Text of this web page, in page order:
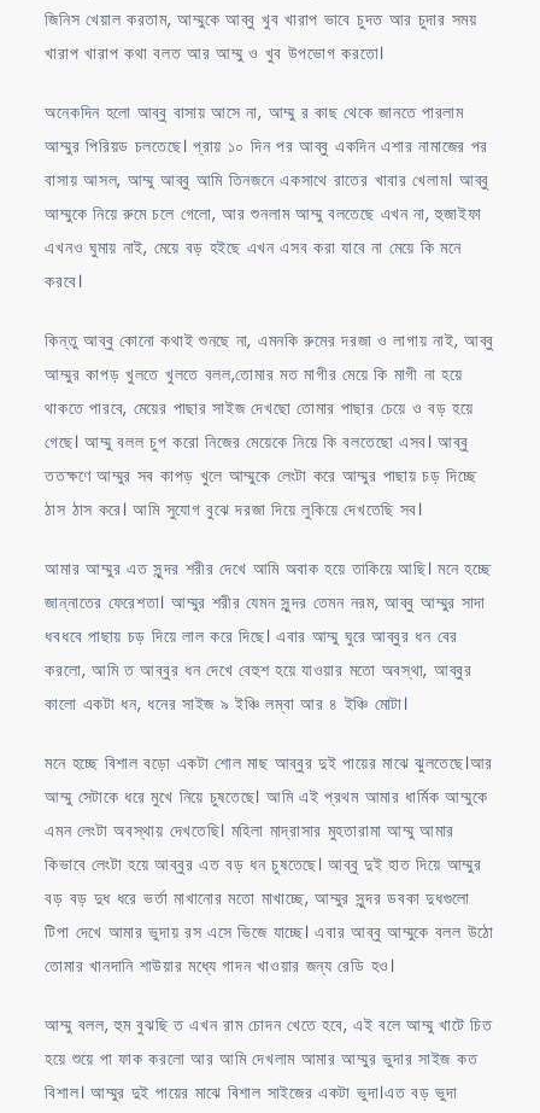
জিনিস খেয়াল করতাম, আম্মুকে আব্বু খুব খারাপ ভাবে চুদত আর চুদার সময়
খারাপ খারাপ কথা বলত আর আম্মু ও খুব উপভোগ করতো।
অনেকদিন হলো আব্বু বাসায় আসে না, আম্মু র কাছ থেকে জানতে পারলাম
আম্মুর পিরিয়ড চলতেছে। প্রায় ১০ দিন পর আব্বু একদিন এশার নামাজের পর
বাসায় আসল, আম্মু আব্বু আমি তিনজনে একসাথে রাতের খাবার খেলাম। আব্বু
আম্মুকে নিয়ে রুমে চলে গেলো, আর শুনলাম আম্মু বলতেছে এখন না, হুজাইফা
এখনও ঘুমায় নাই, মেয়ে বড় হইছে এখন এসব করা যাবে না মেয়ে কি মনে
করবে।
কিন্তু আব্বু কোনো কথাই শুনছে না, এমনকি রুমের দরজা ও লাগায় নাই, আব্বু
আম্মুর কাপড় খুলতে খুলতে বলল,তোমার মত মাগীর মেয়ে কি মাগী না হয়ে
থাকতে পারবে, মেয়ের পাছার সাইজ দেখছো তোমার পাছার চেয়ে ও বড় হয়ে
গেছে। আম্মু বলল চুপ করো নিজের মেয়েকে নিয়ে কি বলতেছো এসব। আব্বু
ততক্ষণে আম্মুর সব কাপড় খুলে আম্মুকে লেংটা করে আম্মুর পাছায় চড় দিচ্ছে
ঠাস ঠাস করে। আমি সুযোগ বুঝে দরজা দিয়ে লুকিয়ে দেখতেছি সব।
আমার আম্মুর এত সুন্দর শরীর দেখে আমি অবাক হয়ে তাকিয়ে আছি। মনে হচ্ছে
জান্নাতের ফেরেশতা। আম্মুর শরীর যেমন সুন্দর তেমন নরম, আব্বু আম্মুর সাদা
ধবধবে পাছায় চড় দিয়ে লাল করে দিছে। এবার আম্মু ঘুরে আব্বুর ধন বের
করলো, আমি ত আব্বুর ধন দেখে বেহুশ হয়ে যাওয়ার মতো অবস্থা, আব্বুর
কালো একটা ধন, ধনের সাইজ ৯ ইঞ্চি লম্বা আর ৪ ইঞ্চি মোটা।
মনে হচ্ছে বিশাল বড়ো একটা শোল মাছ আব্বুর দুই পায়ের মাঝে ঝুলতেছে।আর
আম্মু সেটাকে ধরে মুখে নিয়ে চুষতেছে। আমি এই প্রথম আমার ধার্মিক আম্মুকে
এমন লেংটা অবস্থায় দেখতেছি। মহিলা মাদ্রাসার মুহতারামা আম্মু আমার
কিভাবে লেংটা হয়ে আব্বুর এত বড় ধন চুষতেছে। আব্বু দুই হাত দিয়ে আম্মুর
বড় বড় দুধ ধরে ভর্তা মাখানোর মতো মাখাচ্ছে, আম্মুর সুন্দর ডবকা দুধগুলো
টিপা দেখে আমার ভুদায় রস এসে ভিজে যাচ্ছে। এবার আব্বু আম্মুকে বলল উঠো
তোমার খানদানি শাউয়ার মধ্যে গাদন খাওয়ার জন্য রেডি হও।
আম্মু বলল, হুম বুঝছি ত এখন রাম চোদন খেতে হবে, এই বলে আম্মু খাটে চিত
হয়ে শুয়ে পা ফাক করলো আর আমি দেখলাম আমার আম্মুর ভুদার সাইজ কত
বিশাল। আম্মুর দুই পায়ের মাঝে বিশাল সাইজের একটা ভুদা।এত বড় ভুদা